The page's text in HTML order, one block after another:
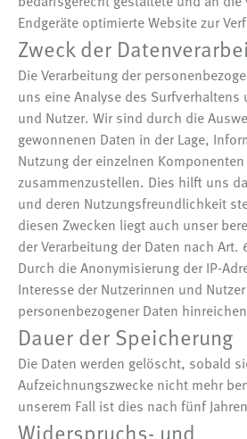
Endgeräte optimierte Website zur
Zweck der
Die Verarbeitung der
uns eine Analyse des Surfverhaltens
und Nutzer. Wir sind durch die
gewonnenen Daten in der Lage,
Nutzung der einzelnen
zusammenzustellen. Dies hilft uns
und deren Nutzungsfreundlichkeit
diesen Zwecken liegt auch unser
der Verarbeitung der Daten nach Art.
Durch die Anonymisierung der IP-
Interesse der Nutzerinnen und
personenbezogener Daten
Dauer der Speicherung
Die Daten werden gelöscht, sobald
Aufzeichnungszwecke nicht mehr
unserem Fall ist dies nach fünf
Widerspruchs- und